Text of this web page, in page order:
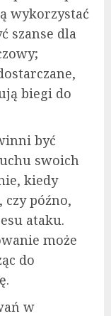
wykorzystać
szanse dla
biegi do
być
swoich
kiedy
czy późno,
ataku.
może
do
w